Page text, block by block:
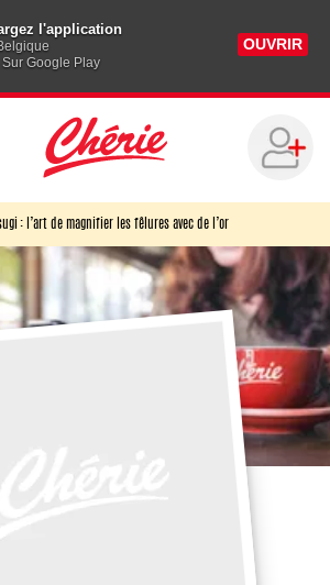
l'application
Sur Google Play
OUVRIR
: l’art de magnifier les fêlures avec de l’or